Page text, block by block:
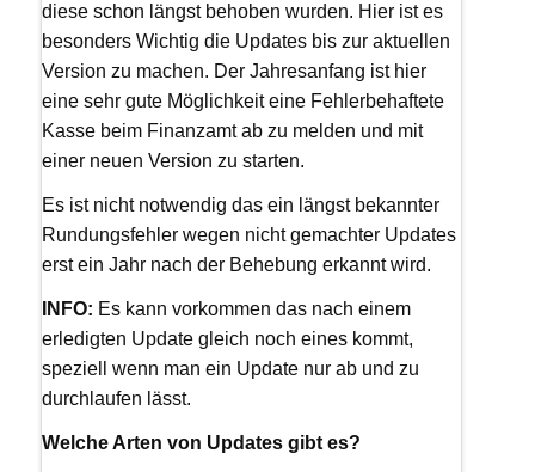
diese schon längst behoben wurden. Hier ist es
besonders Wichtig die Updates bis zur aktuellen
Version zu machen. Der Jahresanfang ist hier
eine sehr gute Möglichkeit eine Fehlerbehaftete
Kasse beim Finanzamt ab zu melden und mit
einer neuen Version zu starten.
Es ist nicht notwendig das ein längst bekannter
Rundungsfehler wegen nicht gemachter Updates
erst ein Jahr nach der Behebung erkannt wird.
INFO: Es kann vorkommen das nach einem
erledigten Update gleich noch eines kommt,
speziell wenn man ein Update nur ab und zu
durchlaufen lässt.
Welche Arten von Updates gibt es?